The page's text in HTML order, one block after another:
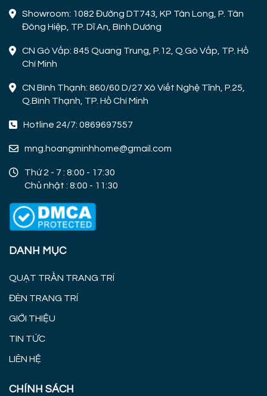
Showroom: 1082 Đường DT743, KP Tân Long, P. Tân
Đông Hiệp, TP. Dĩ An, Bình Dương
CN Gò Vấp: 845 Quang Trung, P.12, Q.Gò Vấp, TP. Hồ
Chí Minh
CN Bình Thạnh: 860/60 D/27 Xô Viết Nghệ Tĩnh, P.25,
Q.Bình Thạnh, TP. Hồ Chí Minh
Hotline 24/7: 0869697557
mng.hoangminhhome@gmail.com
Thứ 2 - 7 : 8:00 - 17:30
Chủ nhật : 8:00 - 11:30
DANH MỤC
QUẠT TRẦN TRANG TRÍ
ĐÈN TRANG TRÍ
GIỚI THIỆU
TIN TỨC
LIÊN HỆ
CHÍNH SÁCH